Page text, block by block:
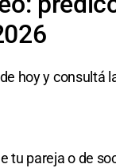
hoy y consultá
tu pareja o de